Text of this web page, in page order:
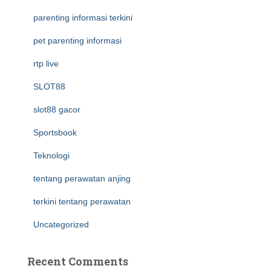
parenting informasi terkini
pet parenting informasi
rtp live
SLOT88
slot88 gacor
Sportsbook
Teknologi
tentang perawatan anjing
terkini tentang perawatan
Uncategorized
Recent Comments